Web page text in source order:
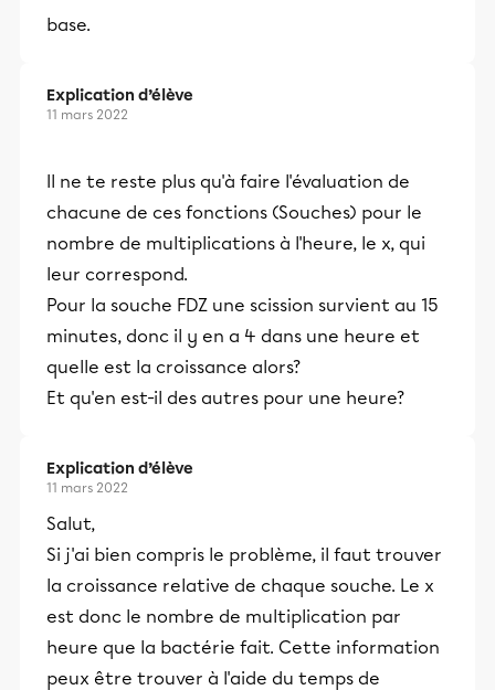
base.
Explication d’élève
11 mars 2022
Il ne te reste plus qu'à faire l'évaluation de
chacune de ces fonctions (Souches) pour le
nombre de multiplications à l'heure, le x, qui
leur correspond.
Pour la souche FDZ une scission survient au 15
minutes, donc il y en a 4 dans une heure et
quelle est la croissance alors?
Et qu'en est-il des autres pour une heure?
Explication d’élève
11 mars 2022
Salut,
Si j'ai bien compris le problème, il faut trouver
la croissance relative de chaque souche. Le x
est donc le nombre de multiplication par
heure que la bactérie fait. Cette information
peux être trouver à l'aide du temps de